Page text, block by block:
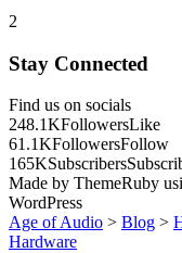
2
Stay Connected
Find us on socials
248.1KFollowersLike
61.1KFollowersFollow
165KSubscribers
Made by ThemeRuby
WordPress
Age of Audio > Blog >
Hardware